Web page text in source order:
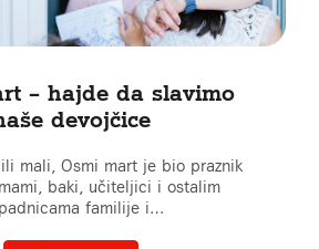
– hajde da slavimo
devojčice
mali, Osmi mart je bio praznik
baki, učiteljici i ostalim
familije i…